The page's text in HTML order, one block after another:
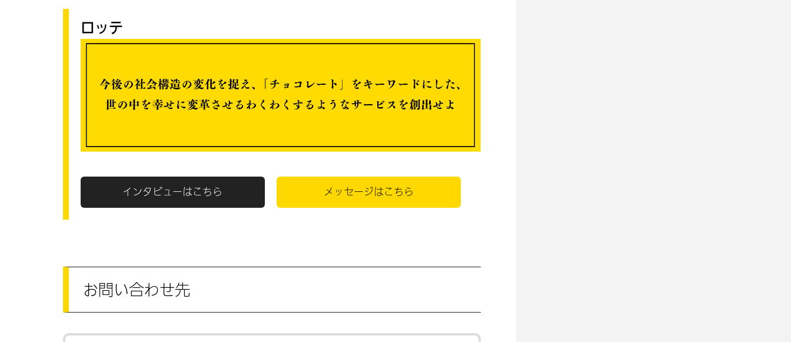
ロッテ
インタビューはこちら メッセージはこちら
お問い合わせ先